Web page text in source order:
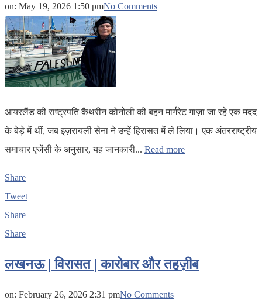
on: May 19, 2026 1:50 pmNo Comments
आयरलैंड की राष्ट्रपति कैथरीन कोनोली की बहन मार्गरेट गाज़ा जा रहे एक मदद
के बेड़े में थीं, जब इज़रायली सेना ने उन्हें हिरासत में ले लिया। एक अंतरराष्ट्रीय
समाचार एजेंसी के अनुसार, यह जानकारी... Read more
Share
Tweet
Share
Share
लखनऊ | विरासत | कारोबार और तहज़ीब
on: February 26, 2026 2:31 pmNo Comments